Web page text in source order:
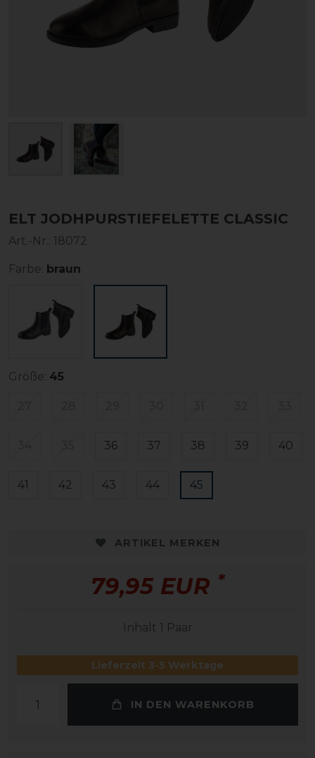
ELT JODHPURSTIEFELETTE CLASSIC
Art.-Nr.: 18072
Farbe: braun
Größe: 45
36 37 38 39 40
41 42 43 44 45
ARTIKEL MERKEN
79,95 EUR *
Inhalt 1 Paar
Lieferzeit 3-5 Werktage
IN DEN WARENKORB